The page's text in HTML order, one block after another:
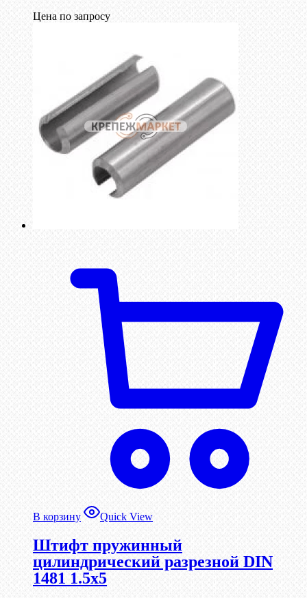
Цена по запросу
В корзину Quick View
Штифт пружинный
цилиндрический разрезной DIN
1481 1.5х5